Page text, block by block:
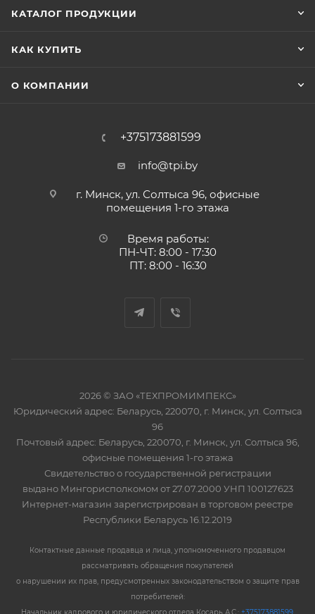
КАТАЛОГ ПРОДУКЦИИ
КАК КУПИТЬ
О КОМПАНИИ
+375173881599
info@tpi.by
г. Минск, ул. Солтыса 96, офисные
помещения 1-го этажа
Время работы:
ПН-ЧТ: 8:00 - 17:30
ПТ: 8:00 - 16:30
2026 © ЗАО «ТЕХПРОМИМПЕКС»
Юридический адрес: Беларусь, 220070, г. Минск, ул. Солтыса
96
Почтовый адрес: Беларусь, 220070, г. Минск, ул. Солтыса 96,
офисные помещения 1-го этажа
Свидетельство о государственной регистрации
выдано Мингорисполкомом от 27.07.2000 УНП 100127623
Интернет-магазин зарегистрирован в торговом реестре
Республики Беларусь 16.12.2019
Контактные данные продавца и лица, уполномоченного продавцом
рассматривать обращения покупателей
о нарушении их прав, предусмотренных законодательством о защите прав
потребителей: